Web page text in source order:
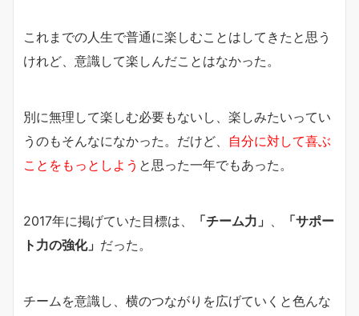
これまでの人生で普通に楽しむことはしてきたと思う
けれど、意識して楽しんだことはなかった。
別に無理して楽しむ必要もないし、楽しみたいってい
うのもそんなになかった。だけど、 自分に対して喜ぶ
ことをもっとしよう と思った一年でもあった。
2017年に掲げていた目標は、 「チーム力」 、
「サポー
ト力の強化」 だった。
チームを意識し、横のつながりを広げていくと色んな